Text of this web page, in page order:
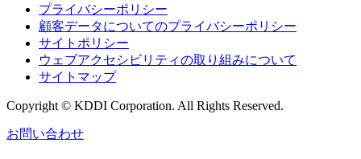
プライバシーポリシー
顧客データについてのプライバシーポリシー
サイトポリシー
ウェブアクセシビリティの取り組みについて
サイトマップ
Copyright © KDDI Corporation. All Rights Reserved.
お問い合わせ